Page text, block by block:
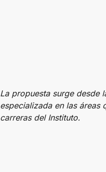
La propuesta surge desde
especializada en las áreas
carreras del Instituto.